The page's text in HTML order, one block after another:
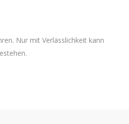
Nur mit Verlässlichkeit kann